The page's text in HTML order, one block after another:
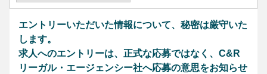
エントリーいただいた情報について、秘密は厳守いた
します。
求人へのエントリーは、正式な応募ではなく、C&R
リーガル・エージェンシー社へ応募の意思をお知らせ